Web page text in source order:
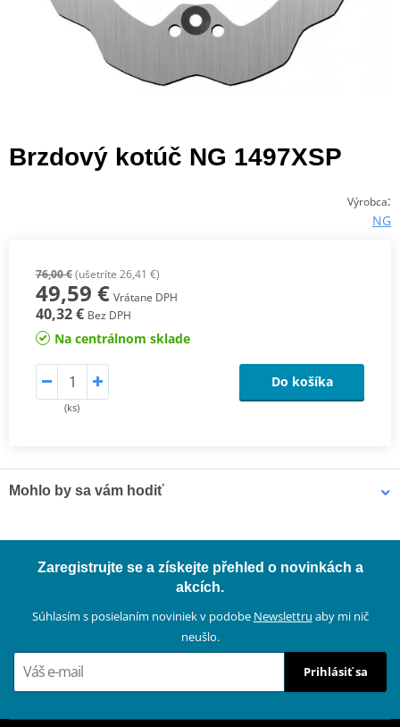
Brzdový kotúč NG 1497XSP
Výrobca:
NG
76,00 €(ušetríte 26,41 €)
49,59 € Vrátane DPH
40,32 € Bez DPH
Na centrálnom sklade
(ks)
Do košíka
Mohlo by sa vám hodiť
ml (ideálny pre dielne)
Zaregistrujte se a získejte přehled o novinkách a
akcích.
Súhlasím s posielaním noviniek v podobe Newslettru aby mi nič
neušlo.
Prihlásiť sa